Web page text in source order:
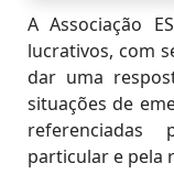
A Associação
lucrativos, com
dar uma
situações de
referenciadas
particular e pela